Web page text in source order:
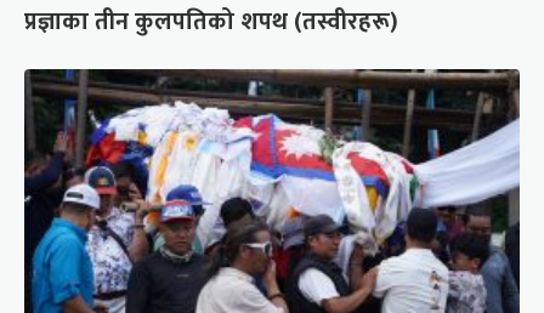
प्रज्ञाका तीन कुलपतिको शपथ (तस्वीरहरू)